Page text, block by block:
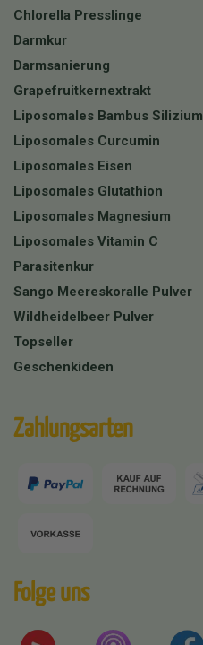
Chlorella Presslinge
Darmkur
Darmsanierung
Grapefruitkernextrakt
Liposomales Bambus Silizium
Liposomales Curcumin
Liposomales Eisen
Liposomales Glutathion
Liposomales Magnesium
Liposomales Vitamin C
Parasitenkur
Sango Meereskoralle Pulver
Wildheidelbeer Pulver
Topseller
Geschenkideen
Zahlungsarten
Folge uns